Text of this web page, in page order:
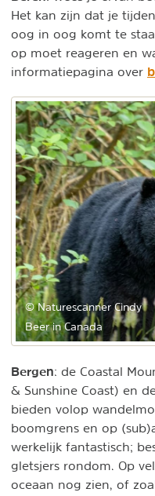
Het kan zijn dat je
oog in oog komt te
op moet reageren en
informatiepagina over
© Naturescanner Cindy
Beer in Canada
Bergen: de Coastal
& Sunshine Coast) en
bieden volop
boomgrens en op
werkelijk fantastisch;
gletsjers rondom. Op
oceaan nog zien, of